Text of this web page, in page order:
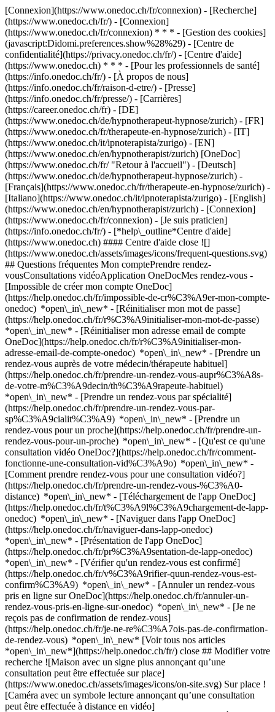
[Connexion](https://www.onedoc.ch/fr/connexion) - [Recherche]
(https://www.onedoc.ch/fr/) - [Connexion]
(https://www.onedoc.ch/fr/connexion) * * * - [Gestion des cookies]
(javascript:Didomi.preferences.show%28%29) - [Centre de
confidentialité](https://privacy.onedoc.ch/fr/) - [Centre d'aide]
(https://www.onedoc.ch) * * * - [Pour les professionnels de santé]
(https://info.onedoc.ch/fr/) - [À propos de nous]
(https://info.onedoc.ch/fr/raison-d-etre/) - [Presse]
(https://info.onedoc.ch/fr/presse/) - [Carrières]
(https://career.onedoc.ch/fr) - [DE]
(https://www.onedoc.ch/de/hypnotherapeut-hypnose/zurich) - [FR]
(https://www.onedoc.ch/fr/therapeute-en-hypnose/zurich) - [IT]
(https://www.onedoc.ch/it/ipnoterapista/zurigo) - [EN]
(https://www.onedoc.ch/en/hypnotherapist/zurich) [OneDoc]
(https://www.onedoc.ch/fr/ "Retour à l'accueil") - [Deutsch]
(https://www.onedoc.ch/de/hypnotherapeut-hypnose/zurich) -
[Français](https://www.onedoc.ch/fr/therapeute-en-hypnose/zurich) -
[Italiano](https://www.onedoc.ch/it/ipnoterapista/zurigo) - [English]
(https://www.onedoc.ch/en/hypnotherapist/zurich) - [Connexion]
(https://www.onedoc.ch/fr/connexion) - [Je suis praticien]
(https://info.onedoc.ch/fr/) - [*help\_outline*Centre d'aide]
(https://www.onedoc.ch) #### Centre d'aide close ![]
(https://www.onedoc.ch/assets/images/icons/frequent-questions.svg)
## Questions fréquentes Mon comptePrendre rendez-
vousConsultations vidéoApplication OneDocMes rendez-vous -
[Impossible de créer mon compte OneDoc]
(https://help.onedoc.ch/fr/impossible-de-cr%C3%A9er-mon-compte-
onedoc) *open\_in\_new* - [Réinitialiser mon mot de passe]
(https://help.onedoc.ch/fr/r%C3%A9initialiser-mon-mot-de-passe)
*open\_in\_new* - [Réinitialiser mon adresse email de compte
OneDoc](https://help.onedoc.ch/fr/r%C3%A9initialiser-mon-
adresse-email-de-compte-onedoc) *open\_in\_new* - [Prendre un
rendez-vous auprès de votre médecin/thérapeute habituel]
(https://help.onedoc.ch/fr/prendre-un-rendez-vous-aupr%C3%A8s-
de-votre-m%C3%A9decin/th%C3%A9rapeute-habituel)
*open\_in\_new* - [Prendre un rendez-vous par spécialité]
(https://help.onedoc.ch/fr/prendre-un-rendez-vous-par-
sp%C3%A9cialit%C3%A9) *open\_in\_new* - [Prendre un
rendez-vous pour un proche](https://help.onedoc.ch/fr/prendre-un-
rendez-vous-pour-un-proche) *open\_in\_new* - [Qu'est ce qu'une
consultation vidéo OneDoc?](https://help.onedoc.ch/fr/comment-
fonctionne-une-consultation-vid%C3%A9o) *open\_in\_new* -
[Comment prendre rendez-vous pour une consultation vidéo?]
(https://help.onedoc.ch/fr/prendre-un-rendez-vous-%C3%A0-
distance) *open\_in\_new* - [Téléchargement de l'app OneDoc]
(https://help.onedoc.ch/fr/t%C3%A9l%C3%A9chargement-de-lapp-
onedoc) *open\_in\_new* - [Naviguer dans l'app OneDoc]
(https://help.onedoc.ch/fr/naviguer-dans-lapp-onedoc)
*open\_in\_new* - [Présentation de l'app OneDoc]
(https://help.onedoc.ch/fr/pr%C3%A9sentation-de-lapp-onedoc)
*open\_in\_new* - [Vérifier qu'un rendez-vous est confirmé](https://help.onedoc.ch/fr/v%C3%A9rifier-quun-rendez-vous-est-confirm%C3%A9) *open\_in\_new* - [Annuler un rendez-vous pris en ligne sur OneDoc](https://help.onedoc.ch/fr/annuler-un-rendez-vous-pris-en-ligne-sur-onedoc) *open\_in\_new* - [Je ne reçois pas de confirmation de rendez-vous](https://help.onedoc.ch/fr/je-ne-re%C3%A7ois-pas-de-confirmation-de-rendez-vous) *open\_in\_new* [Voir tous nos articles *open\_in\_new*](https://help.onedoc.ch/fr/) close ## Modifier votre recherche ![Maison avec un signe plus annonçant qu’une consultation peut être effectuée sur place](https://www.onedoc.ch/assets/images/icons/on-site.svg) Sur place ![Caméra avec un symbole lecture annonçant qu’une consultation peut être effectuée à distance en vidéo](https://www.onedoc.ch/assets/images/icons/remote.svg) À distance Rechercher #### Spécialités #### Praticiens #### Établissements edit Thérapeute en hypnose à Zurich tune Filtrer par Nouveaux patients*keyboard\_arrow\_down* - Acceptés*check\_circle* Langue parlée*keyboard\_arrow\_down* - Allemand*check\_circle* - Anglais*check\_circle* - Espagnol*check\_circle* - Français*check\_circle* - Italien*check\_circle* - Lituanien*check\_circle* - Turc*check\_circle* Sexe*keyboard\_arrow\_down* - Femme*check\_circle* - Homme*check\_circle* Réseau*keyboard\_arrow\_down* - Swiss Medical Network*check\_circle* - ASCA*check\_circle* - RME*check\_circle* - hawa - Haus-und Kinderärzte*check\_circle* Disponibilité*keyboard\_arrow\_down* - Disponible aujourdhui*check\_circle* - Dans les 3 prochains jours*check\_circle* - Dans les 7 prochains jours*check\_circle* - Dans les 14 prochains jours*check\_circle* # Thérapeute en hypnose à Zurich: prenez rendez-vous en ligne aujourd'hui ## 17 résultats à Zurich [![Mme Silvana Ceschi, thérapeute en hypnose à Zurich](https://assets.onedoc.ch/images/users/7b70b176d9806ff1e57204716a165c0fba1da34faa9f478d387cda8747359c5c-small.jpg "Mme Silvana Ceschi, thérapeute en hypnose à Zurich")](https://www.onedoc.ch/fr/therapeute-en-hypnose/zurich/pcqbp/silvana-ceschi) ### [Mme Silvana Ceschi](https://www.onedoc.ch/fr/therapeute-en-hypnose/zurich/pcqbp/silvana-ceschi) ![Badge indiquant un profil vérifié](https://www.onedoc.ch/assets/images/icons/checkmark.svg) Thérapeute en hypnose [SIHLMED Integrative Therapie](https://www.onedoc.ch/fr/cabinet-de-groupe/zurich/e8sp/sihlmed-integrative-therapie) Friedaustrasse 17 8003 Zurich ![Icône patient avec un signe plus annonçant que le professionnel accepte de nouveaux patients](https://www.onedoc.ch/assets/images/icons/new-patients.svg)Accepte les nouveaux patients [Réserver un RDV](https://www.onedoc.ch/fr/therapeute-en-hypnose/zurich/pcqbp/silvana-ceschi) *chevron\_left* lun. 03 août *chevron\_right* Voir plus de rendez-vous *error\_outline* Une erreur s'est produite lors du chargement des disponibilités [Réessayer](https://www.onedoc.ch) [![PurPua Institut für ganzheitliche Transformation, cabinet paramédical à Zurich](https://assets.onedoc.ch/images/entities/0eff878da33fbefd72c86de40f0cd1b623c70451b3aeada08ea1aedea255dbe4-small.png "PurPua Institut für ganzheitliche Transformation, cabinet paramédical à Zurich")](https://www.onedoc.ch/fr/cabinet-paramedical/zurich/ebe0n/purpua-institut-fur-ganzheitliche-transformation) ### [PurPua Institut für ganzheitliche Transformation](https://www.onedoc.ch/fr/cabinet-paramedical/zurich/ebe0n/purpua-institut-fur-ganzheitliche-transformation) ![Badge indiquant un profil vérifié](https://www.onedoc.ch/assets/images/icons/checkmark.svg) Cabinet paramédical Zeltweg 46 8032 Zurich ![Icône patient avec un signe plus annonçant que le professionnel accepte de nouveaux patients](https://www.onedoc.ch/assets/images/icons/new-patients.svg)Accepte les nouveaux patients [Réserver un RDV](https://www.onedoc.ch/fr/cabinet-paramedical/zurich/ebe0n/purpua-institut-fur-ganzheitliche-transformation) *chevron\_left* lun. 03 août *chevron\_right* Voir plus de rendez-vous *error\_outline* Une erreur s'est produite lors du chargement des disponibilités [Réessayer](https://www.onedoc.ch) [![Mme Evelin Kürsteiner, thérapeute en hypnose à Zurich](https://assets.onedoc.ch/images/users/b6943e1db6d093b226b9d2e3f3ba7bcbc93316c7f316d486cc2f4b749a54f4bf-small.jpg "Mme Evelin Kürsteiner, thérapeute en hypnose à Zurich")](https://www.onedoc.ch/fr/therapeute-en-hypnose/zurich/pb99w/evelin-kursteiner) ### [Mme Evelin Kürsteiner](https://www.onedoc.ch/fr/therapeute-en-hypnose/zurich/pb99w/evelin-kursteiner) ![Badge indiquant un profil vérifié](https://www.onedoc.ch/assets/images/icons/checkmark.svg) Thérapeute en hypnose Hypnose Im Lot Klosbachstrasse 51 8032 Zurich ![Icône patient avec un signe plus annonçant que le professionnel accepte de nouveaux patients](https://www.onedoc.ch/assets/images/icons/new-patients.svg)Accepte les nouveaux patients [Réserver un RDV](https://www.onedoc.ch/fr/therapeute-en-hypnose/zurich/pb99w/evelin-kursteiner) *chevron\_left* lun. 03 août *chevron\_right* Voir plus de rendez-vous *error\_outline* Une erreur s'est produite lors du chargement des disponibilités [Réessayer](https://www.onedoc.ch) [![M. Philipp Lenz, thérapeute en hypnose à Zurich](https://assets.onedoc.ch/images/users/39ae292f9302a0a84ec9b4e2e0fb9e33748cd3bdb3f6d584c621958acf2ea202-small.png "M. Philipp Lenz, thérapeute en hypnose à Zurich")](https://www.onedoc.ch/fr/therapeute-en-hypnose/zurich/pcv6c/philipp-lenz) ### [M. Philipp Lenz](https://www.onedoc.ch/fr/therapeute-en-hypnose/zurich/pcv6c/philipp-lenz) ![Badge indiquant un profil vérifié](https://www.onedoc.ch/assets/images/icons/checkmark.svg) Thérapeute en hypnose [Hohlstrasse 532 (Viva Hub Gesundheitszentrum)](https://www.onedoc.ch/fr/cabinet-paramedical/zurich/ebchx/hohlstrasse-532-viva-hub-gesundheitszentrum) Hohlstrasse 532 8048 Zurich ![Icône patient avec un signe plus annonçant que le professionnel accepte de nouveaux patients](https://www.onedoc.ch/assets/images/icons/new-patients.svg)Accepte les nouveaux patients [Réserver un RDV](https://www.onedoc.ch/fr/therapeute-en-hypnose/zurich/pcv6c/philipp-lenz) *chevron\_left* lun. 03 août *chevron\_right* Voir plus de rendez-vous *error\_outline* Une erreur s'est produite lors du chargement des disponibilités [Réessayer](https://www.onedoc.ch) [![MindSwiss - Psicologo Online, psychothérapeute à Zurich](https://assets.onedoc.ch/images/users/fb1bf10b769b51bbdff645a2cbde1c1bd8608e6c32fb8b7ebd14774b398b6e3b-small.jpg "MindSwiss - Psicologo Online, psychothérapeute à Zurich")](https://www.onedoc.ch/fr/psychotherapeute/zurich/pcwg9/mindswiss-psicologo-online) ### [MindSwiss - Psicologo Online](https://www.onedoc.ch/fr/psychotherapeute/zurich/pcwg9/mindswiss-psicologo-online) ![Badge indiquant un profil vérifié](https://www.onedoc.ch/assets/images/icons/checkmark.svg) [Psychothérapeute](https://www.onedoc.ch/fr/psychotherapeute/zurich), Thérapeute en hypnose MindSwiss - Psicologo online Zurigo Consultazione online 8006 Zurich ![Icône patient avec un signe plus annonçant que le professionnel accepte de nouveaux patients](https://www.onedoc.ch/assets/images/icons/new-patients.svg)Accepte les nouveaux patients [Réserver un RDV](https://www.onedoc.ch/fr/psychotherapeute/zurich/pcwg9/mindswiss-psicologo-online) Expertises:[TDA | TDAH | Trouble du déficit d'attention avec/sans hyperactivité](https://www.onedoc.ch/fr/tda-tdah-trouble-du-deficit-d-attention-avec-sans-hyperactivite/zurich), [Conseil conjugal et familial](https://www.onedoc.ch/fr/conseil-conjugal-et-familial/zurich), [Troubles du comportement alimentaire](https://www.onedoc.ch/fr/troubles-du-comportement-alimentaire/zurich), [Troubles obsessionnels compulsifs (TOC)](https://www.onedoc.ch/fr/troubles-obsessionnels-compulsifs-toc/zurich), [EMDR](https://www.onedoc.ch/fr/emdr/zurich), [Psychodynamique](https://www.onedoc.ch/fr/psychodynamique/zurich), [Thérapie cognitive et comportementale (TCC)](https://www.onedoc.ch/fr/therapie-cognitive-et-comportementale-tcc/zurich), [Bilan cognitif](https://www.onedoc.ch/fr/bilan-cognitif/zurich), [Autisme](https://www.onedoc.ch/fr/autisme/zurich), [Troubles anxieux](https://www.onedoc.ch/fr/troubles-anxieux/zurich), [Trouble de la libido | Trouble du désir sexuel hypoactif (HSDD)](https://www.onedoc.ch/fr/trouble-de-la-libido-trouble-du-desir-sexuel-hypoactif-hsdd/zurich)Voir plus Expertises:[TDA | TDAH | Trouble du déficit d'attention avec/sans hyperactivité](https://www.onedoc.ch/fr/tda-tdah-trouble-du-deficit-d-attention-avec-sans-hyperactivite/zurich), [Conseil conjugal et familial](https://www.onedoc.ch/fr/conseil-conjugal-et-familial/zurich), [Troubles du comportement alimentaire](https://www.onedoc.ch/fr/troubles-du-comportement-alimentaire/zurich), [Troubles obsessionnels compulsifs (TOC)](https://www.onedoc.ch/fr/troubles-obsessionnels-compulsifs-toc/zurich), [EMDR](https://www.onedoc.ch/fr/emdr/zurich), [Psychodynamique](https://www.onedoc.ch/fr/psychodynamique/zurich), [Thérapie cognitive et comportementale (TCC)](https://www.onedoc.ch/fr/therapie-cognitive-et-comportementale-tcc/zurich), [Bilan cognitif](https://www.onedoc.ch/fr/bilan-cognitif/zurich), [Autisme](https://www.onedoc.ch/fr/autisme/zurich), [Troubles anxieux](https://www.onedoc.ch/fr/troubles-anxieux/zurich), [Trouble de la libido | Trouble du désir sexuel hypoactif (HSDD)](https://www.onedoc.ch/fr/trouble-de-la-libido-trouble-du-desir-sexuel-hypoactif-hsdd/zurich)Voir plus [![M. Philipp Stämpfli, thérapeute en hypnose à Zurich](https://assets.onedoc.ch/images/users/e96097d865c2ba302288d47d73beb5bb44e878899ce55fec5db956301e8b3892-small.jpg "M. Philipp Stämpfli, thérapeute en hypnose à Zurich")](https://www.onedoc.ch/fr/therapeute-en-hypnose/zurich/pcylg/philipp-stampfli) ### [M. Philipp Stämpfli](https://www.onedoc.ch/fr/therapeute-en-hypnose/zurich/pcylg/philipp-stampfli) ![Badge indiquant un profi